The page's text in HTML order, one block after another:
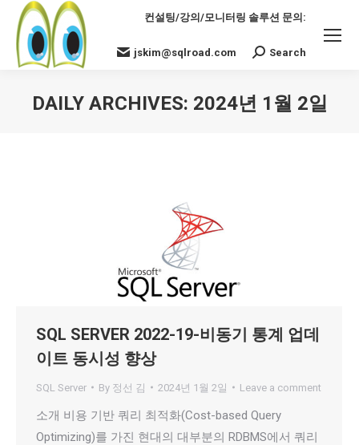
컨설팅/강의/모니터링 솔루션 문의:
jskim@sqlroad.com Search:
Search
DAILY ARCHIVES: 2024년 1월 2일
SQL SERVER 2022-19-비동기 통계 업데
이트 동시성 향상
SQL Server By 정선 김 2024년 1월 2일 Leave a comment
소개 비용 기반 쿼리 최적화(Cost-based Query
Optimizing)를 가진 현대의 대부분의 RDBMS에서 쿼리